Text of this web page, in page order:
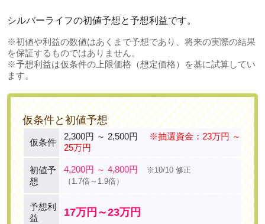
シルバーライフの初値予想と予想利益です。
※初値や利益の数値はあくまで予想であり、将来の実際の結果
を保証するものではありません。
※予想利益は仮条件の上限価格（想定価格）を基に試算してい
ます。
仮条件と初値予想
仮条件
2,300円 ～ 2,500円
※抽選資金：23万円 ～
25万円
初値予
想
4,200円 ～ 4,800円
※10/10 修正
（1.7倍～1.9倍）
予想利
益
17万円～23万円